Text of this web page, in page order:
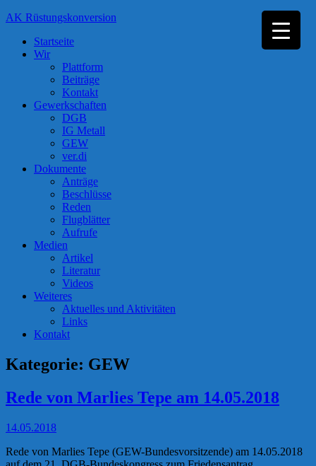
Zum
springen
AK Rüstungskonversion
Startseite
Wir
Plattform
Beiträge
Kontakt
Gewerkschaften
DGB
IG Metall
GEW
ver.di
Dokumente
Anträge
Beschlüsse
Reden
Flugblätter
Aufrufe
Medien
Artikel
Literatur
Videos
Weiteres
Aktuelles und Aktivitäten
Links
Kontakt
Kategorie: GEW
Rede von Marlies Tepe am 14.05.2018
14.05.2018
Rede von Marlies Tepe (GEW-Bundesvorsitzende) am 14.05.2018